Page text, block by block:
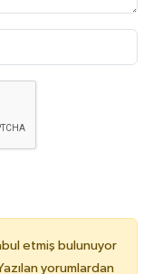
etmiş bulunuyor
yorumlardan